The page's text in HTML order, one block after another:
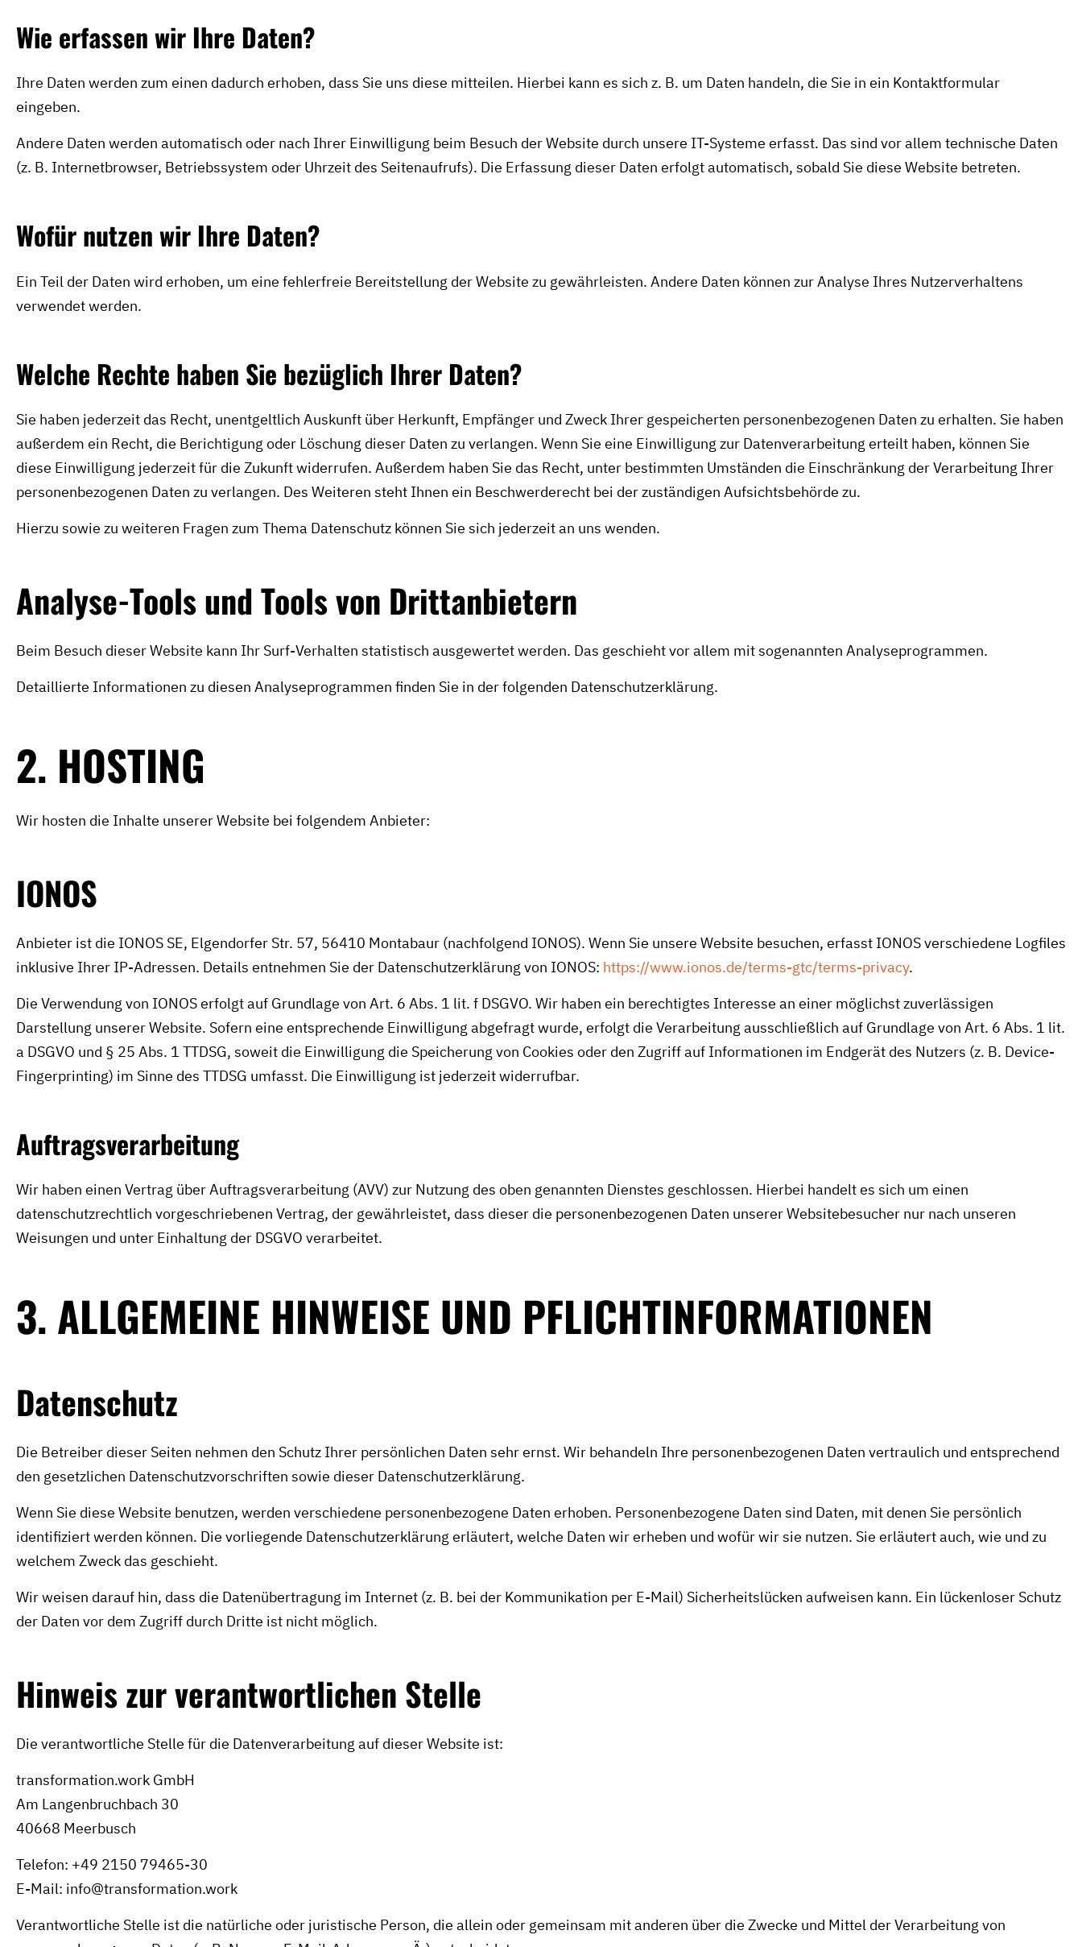
Wie erfassen wir Ihre Daten?
Ihre Daten werden zum einen dadurch erhoben, dass Sie uns diese mitteilen. Hierbei kann es sich z. B. um Daten handeln, die Sie in ein Kontaktformular
eingeben.
Andere Daten werden automatisch oder nach Ihrer Einwilligung beim Besuch der Website durch unsere IT-Systeme erfasst. Das sind vor allem technische Daten
(z. B. Internetbrowser, Betriebssystem oder Uhrzeit des Seitenaufrufs). Die Erfassung dieser Daten erfolgt automatisch, sobald Sie diese Website betreten.
Wofür nutzen wir Ihre Daten?
Ein Teil der Daten wird erhoben, um eine fehlerfreie Bereitstellung der Website zu gewährleisten. Andere Daten können zur Analyse Ihres Nutzerverhaltens
verwendet werden.
Welche Rechte haben Sie bezüglich Ihrer Daten?
Sie haben jederzeit das Recht, unentgeltlich Auskunft über Herkunft, Empfänger und Zweck Ihrer gespeicherten personenbezogenen Daten zu erhalten. Sie haben
außerdem ein Recht, die Berichtigung oder Löschung dieser Daten zu verlangen. Wenn Sie eine Einwilligung zur Datenverarbeitung erteilt haben, können Sie
diese Einwilligung jederzeit für die Zukunft widerrufen. Außerdem haben Sie das Recht, unter bestimmten Umständen die Einschränkung der Verarbeitung Ihrer
personenbezogenen Daten zu verlangen. Des Weiteren steht Ihnen ein Beschwerderecht bei der zuständigen Aufsichtsbehörde zu.
Hierzu sowie zu weiteren Fragen zum Thema Datenschutz können Sie sich jederzeit an uns wenden.
Analyse-Tools und Tools von Dritt­anbietern
Beim Besuch dieser Website kann Ihr Surf-Verhalten statistisch ausgewertet werden. Das geschieht vor allem mit sogenannten Analyseprogrammen.
Detaillierte Informationen zu diesen Analyseprogrammen finden Sie in der folgenden Datenschutzerklärung.
2. HOSTING
Wir hosten die Inhalte unserer Website bei folgendem Anbieter:
IONOS
Anbieter ist die IONOS SE, Elgendorfer Str. 57, 56410 Montabaur (nachfolgend IONOS). Wenn Sie unsere Website besuchen, erfasst IONOS verschiedene Logfiles
inklusive Ihrer IP-Adressen. Details entnehmen Sie der Datenschutzerklärung von IONOS: https://www.ionos.de/terms-gtc/terms-privacy.
Die Verwendung von IONOS erfolgt auf Grundlage von Art. 6 Abs. 1 lit. f DSGVO. Wir haben ein berechtigtes Interesse an einer möglichst zuverlässigen
Darstellung unserer Website. Sofern eine entsprechende Einwilligung abgefragt wurde, erfolgt die Verarbeitung ausschließlich auf Grundlage von Art. 6 Abs. 1 lit.
a DSGVO und § 25 Abs. 1 TTDSG, soweit die Einwilligung die Speicherung von Cookies oder den Zugriff auf Informationen im Endgerät des Nutzers (z. B. Device-
Fingerprinting) im Sinne des TTDSG umfasst. Die Einwilligung ist jederzeit widerrufbar.
Auftragsverarbeitung
Wir haben einen Vertrag über Auftragsverarbeitung (AVV) zur Nutzung des oben genannten Dienstes geschlossen. Hierbei handelt es sich um einen
datenschutzrechtlich vorgeschriebenen Vertrag, der gewährleistet, dass dieser die personenbezogenen Daten unserer Websitebesucher nur nach unseren
Weisungen und unter Einhaltung der DSGVO verarbeitet.
3. ALLGEMEINE HINWEISE UND PFLICHT­INFORMATIONEN
Datenschutz
Die Betreiber dieser Seiten nehmen den Schutz Ihrer persönlichen Daten sehr ernst. Wir behandeln Ihre personenbezogenen Daten vertraulich und entsprechend
den gesetzlichen Datenschutzvorschriften sowie dieser Datenschutzerklärung.
Wenn Sie diese Website benutzen, werden verschiedene personenbezogene Daten erhoben. Personenbezogene Daten sind Daten, mit denen Sie persönlich
identifiziert werden können. Die vorliegende Datenschutzerklärung erläutert, welche Daten wir erheben und wofür wir sie nutzen. Sie erläutert auch, wie und zu
welchem Zweck das geschieht.
Wir weisen darauf hin, dass die Datenübertragung im Internet (z. B. bei der Kommunikation per E-Mail) Sicherheitslücken aufweisen kann. Ein lückenloser Schutz
der Daten vor dem Zugriff durch Dritte ist nicht möglich.
Hinweis zur verantwortlichen Stelle
Die verantwortliche Stelle für die Datenverarbeitung auf dieser Website ist:
transformation.work GmbH
Am Langenbruchbach 30
40668 Meerbusch
Telefon: +49 2150 79465-30
E-Mail: info@transformation.work
Verantwortliche Stelle ist die natürliche oder juristische Person, die allein oder gemeinsam mit anderen über die Zwecke und Mittel der Verarbeitung von